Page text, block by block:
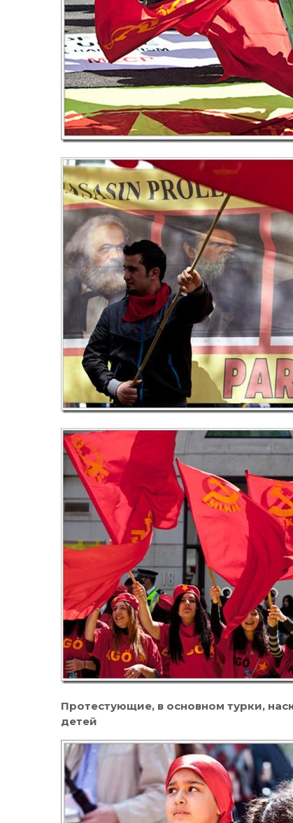
Протестующие, в основном турки,
детей